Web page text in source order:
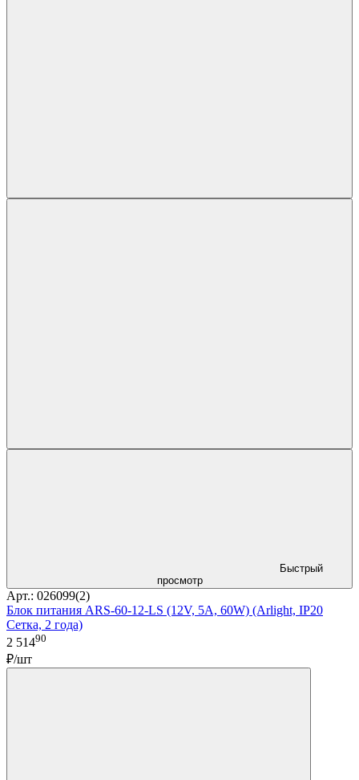
Быстрый
просмотр
Арт.: 026099(2)
Блок питания ARS-60-12-LS (12V, 5A, 60W) (Arlight, IP20
Сетка, 2 года)
2 51490
₽/шт